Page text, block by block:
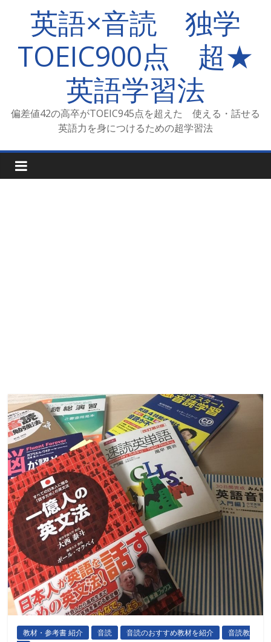
英語×音読 独学
TOEIC900点 超★
英語学習法
偏差値42の高卒がTOEIC945点を超えた 使える・話せる
英語力を身につけるための超学習法
教材・参考書 紹介 音読 音読のおすすめ教材を紹介
音読教